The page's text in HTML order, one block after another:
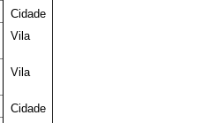
Cidade
Vila
Vila
Cidade